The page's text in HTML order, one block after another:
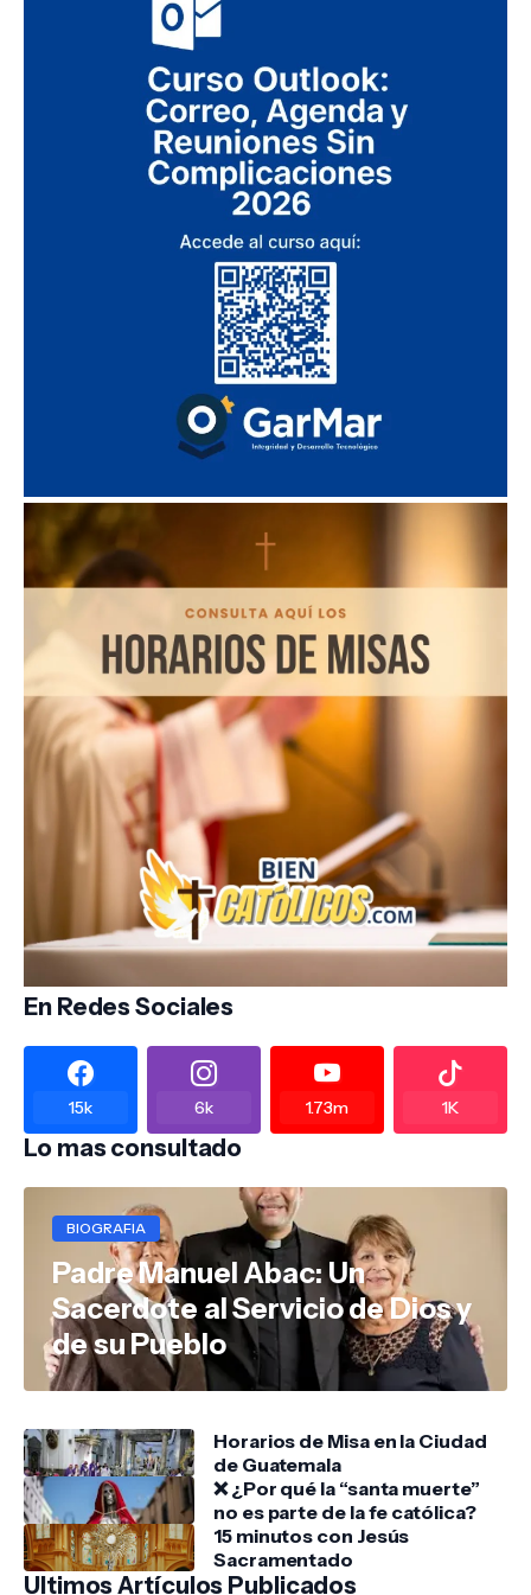
En Redes Sociales
15k 6k 1.73m 1K
Lo mas consultado
BIOGRAFIA
Padre Manuel Abac: Un
Sacerdote al Servicio de Dios y
de su Pueblo
Horarios de Misa en la Ciudad
de Guatemala
❌ ¿Por qué la “santa muerte”
no es parte de la fe católica?
15 minutos con Jesús
Sacramentado
Ultimos Artículos Publicados